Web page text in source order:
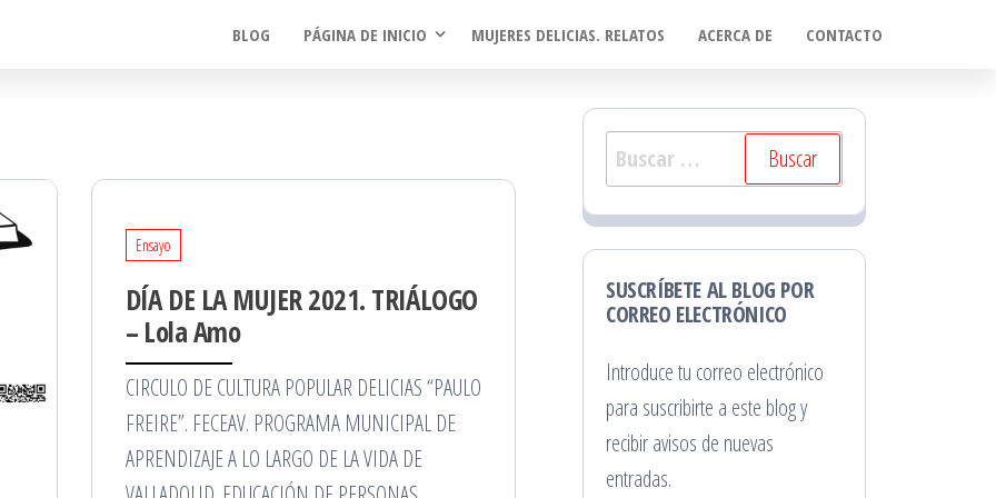
BLOG PÁGINA DE INICIO MUJERES DELICIAS. RELATOS ACERCA DE CONTACTO
Ensayo
DÍA DE LA MUJER 2021. TRIÁLOGO
– Lola Amo
CIRCULO DE CULTURA POPULAR DELICIAS “PAULO
FREIRE”. FECEAV. PROGRAMA MUNICIPAL DE
APRENDIZAJE A LO LARGO DE LA VIDA DE
Buscar:
SUSCRÍBETE AL BLOG POR
CORREO ELECTRÓNICO
Introduce tu correo electrónico
para suscribirte a este blog y
recibir avisos de nuevas
entradas.